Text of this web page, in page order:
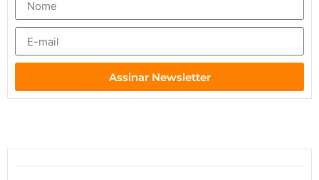
Assinar Newsletter